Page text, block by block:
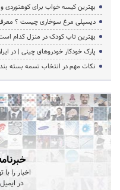
بهترین کیسه خواب برای کوهنوردی
دیسپلی مرغ سوخاری چیست ؟
بهترین تاب کودک در منزل کدام
پارک خودکار خودروهای چینی | در
نکات مهم در انتخاب تسمه بسته
اخبار را
در